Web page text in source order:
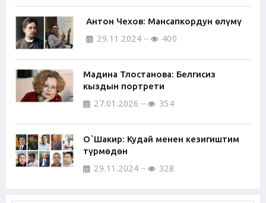
Антон Чехов: Мансапкордун өлүмү
29.11.2024 400
Мадина Тлостанова: Белгисиз
кыздын портрети
27.01.2026 354
О`Шакир: Кудай менен кезигиштим
түрмөдөн
29.11.2024 328